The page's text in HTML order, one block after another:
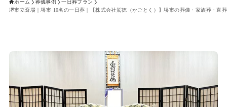
ホーム 葬儀事例
一日葬プラン
堺市立斎場｜堺市 10名の一日葬｜【株式会社駕徳（かごとく）】堺市の葬儀・家族葬・直葬